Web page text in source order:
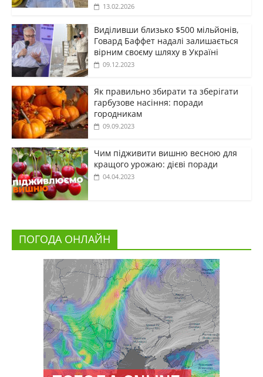
13.02.2026
Виділивши близько $500 мільйонів,
Говард Баффет надалі залишається
вірним своєму шляху в Україні
09.12.2023
Як правильно збирати та зберігати
гарбузове насіння: поради
городникам
09.09.2023
Чим підживити вишню весною для
кращого урожаю: дієві поради
04.04.2023
ПОГОДА ОНЛАЙН